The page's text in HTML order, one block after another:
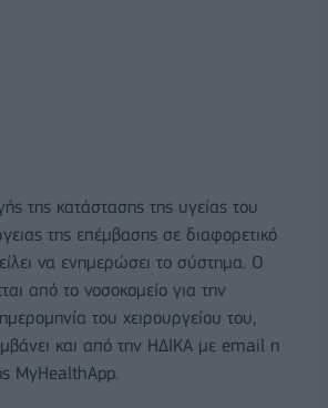
της κατάστασης της υγείας του
της επέμβασης σε διαφορετικό
να ενημερώσει το σύστημα. Ο
από το νοσοκομείο για την
του χειρουργείου του,
και από την ΗΔΙΚΑ με email η
MyHealthApp.